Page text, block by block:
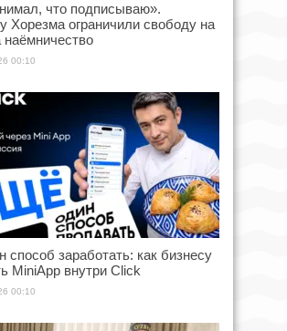
что подписываю».
Хорезма ограничили свободу на
наёмничество
00:10
способ заработать: как бизнесу
MiniApp внутри Click
00:10